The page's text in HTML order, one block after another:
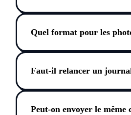
Quel format pour les
Faut-il relancer un
Peut-on envoyer le même